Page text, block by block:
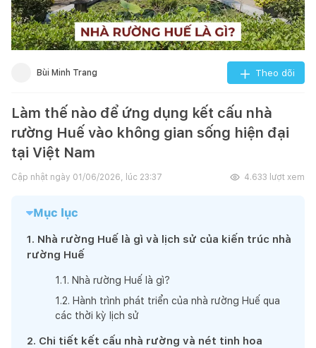
Bùi Minh Trang Theo dõi
Làm thế nào để ứng dụng kết cấu nhà
rường Huế vào không gian sống hiện đại
tại Việt Nam
Cập nhật ngày 01/06/2026, lúc 23:37 4.633 lượt xem
Mục lục
1. Nhà rường Huế là gì và lịch sử của kiến trúc nhà
rường Huế
1 .1 . Nhà rường Huế là gì?
1 .2. Hành trình phát triển của nhà rường Huế qua
các thời kỳ lịch sử
2. Chi tiết kết cấu nhà rường và nét tinh hoa